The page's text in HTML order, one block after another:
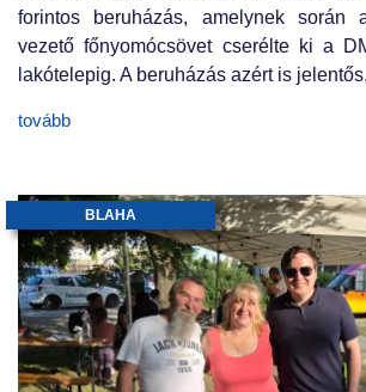
forintos beruházás, amelynek során
vezető főnyomócsövet cserélte ki a
lakótelepig. A beruházás azért is
tovább
BLAHA